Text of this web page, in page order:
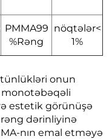
PMMA99
%Rəng
nöqtələr<
1%
onun
estetik görünüşə
dərinliyinə
nın emal etməyə